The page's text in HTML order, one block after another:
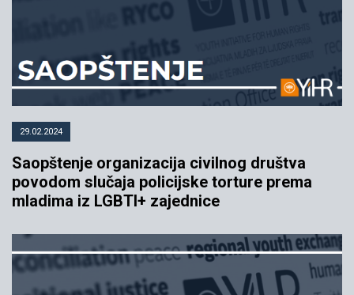
29.02.2024
Saopštenje organizacija civilnog društva
povodom slučaja policijske torture prema
mladima iz LGBTI+ zajednice